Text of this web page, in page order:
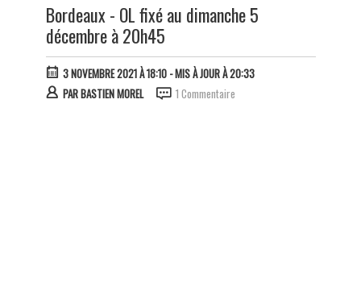
Bordeaux - OL fixé au dimanche 5
décembre à 20h45
3 NOVEMBRE 2021 À 18:10- MIS À JOUR À 20:33
PARBASTIEN MOREL 1 Commentaire